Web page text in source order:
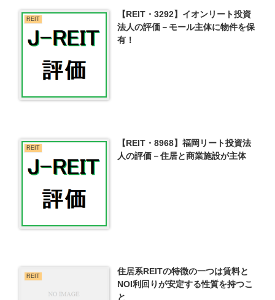
REIT
【REIT・3292】イオンリート投資
法人の評価－モール主体に物件を保
有！
REIT
【REIT・8968】福岡リート投資法
人の評価－住居と商業施設が主体
REIT
住居系REITの特徴の一つは賃料と
NOI利回りが安定する性質を持つこ
と